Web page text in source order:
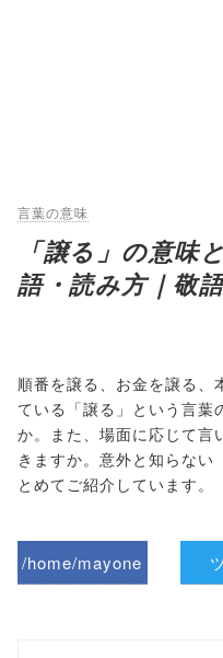
言葉の意味
「譲る」の意味
語・読み方｜敬
順番を譲る、お金を譲る、
ている「譲る」という言葉
か。また、場面に応じて言
きますか。意外と知らない
とめてご紹介しています。
/home/mayone